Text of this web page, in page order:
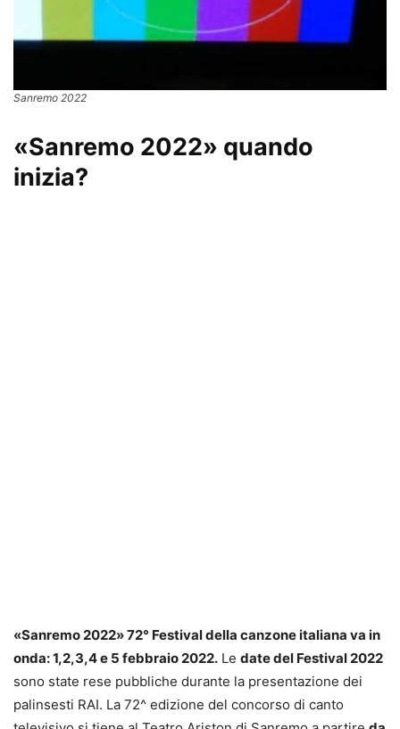
Sanremo 2022
«Sanremo 2022» quando
inizia?
«Sanremo 2022» 72° Festival della canzone italiana va in
onda: 1,2,3,4 e 5 febbraio 2022. Le date del Festival 2022
sono state rese pubbliche durante la presentazione dei
palinsesti RAI. La 72^ edizione del concorso di canto